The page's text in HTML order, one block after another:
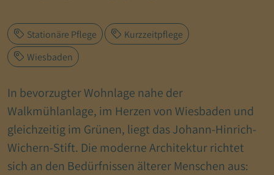
Stationäre Pflege
Kurzzeitpflege
Wiesbaden
In bevorzugter Wohnlage nahe der
Walkmühlanlage, im Herzen von Wiesbaden und
gleichzeitig im Grünen, liegt das Johann-Hinrich-
Wichern-Stift. Die moderne Architektur richtet
sich an den Bedürfnissen älterer Menschen aus: